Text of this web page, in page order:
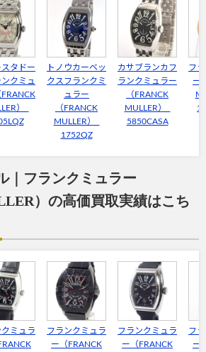
タドー
クミュ
FRANCK
）
トノウカーベッ
クスフランクミ
ュラー
（FRANCK
MULLER）
1752QZ
カサブランカフ
ランクミュラー
（FRANCK
MULLER）
5850CASA
フ
ー
｜フランクミュラー
）の高価買取実績はこち
ミュラ
フランクミュラ
ー（FRANCK
フランクミュラ
ー（FRANCK
フ
ー